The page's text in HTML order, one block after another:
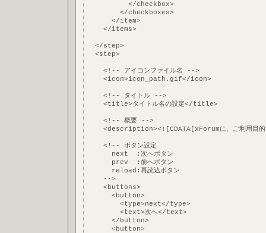
          </checkbox>
        </checkboxes>
      </item>
    </items>
  </step>
  <step>
    <!-- アイコンファイル名 -->
    <icon>icon_path.gif</icon>
    <!-- タイトル -->
    <title>タイトル名の設定</title>
    <!-- 概要 -->
<description><![CDATA[xForumに、ご利用目的
    <!-- ボタン設定
      next  :次へボタン
      prev  :前へボタン
      reload:再読込ボタン
    -->
    <buttons>
      <button>
        <type>next</type>
        <text>次へ</text>
      </button>
      <button>